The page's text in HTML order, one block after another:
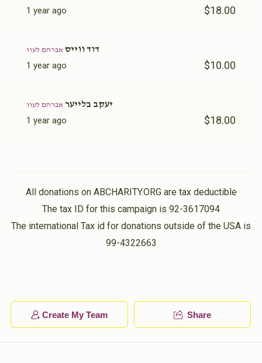
1 year ago $18.00
דוד ווייס אברהם לעוו
1 year ago $10.00
יעקב בלייער אברהם לעוו
1 year ago $18.00
All donations on ABCHARITY.ORG are tax deductible
The tax ID for this campaign is 92-3617094
The international Tax id for donations outside of the USA is
99-4322663
Create My Team Share